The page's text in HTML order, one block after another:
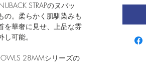
STRAPのヌバッ
の。柔らかく肌馴染みも
を華奢に見せ、上品な雰
可能。
28MMシリーズの